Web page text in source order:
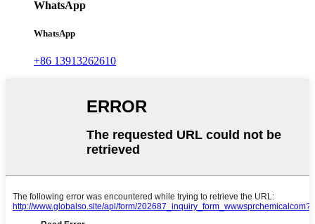
WhatsApp
WhatsApp
+86 13913262610